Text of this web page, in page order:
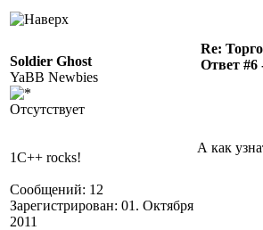
Soldier Ghost
YaBB Newbies
Отсутствует
1C++ rocks!
Сообщений: 12
Зарегистрирован: 01. Октября
2011
Re:
Ответ #6
А как